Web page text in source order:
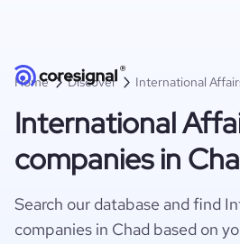
Home Discover International
International
companies in
Search our database and find
companies in Chad based on